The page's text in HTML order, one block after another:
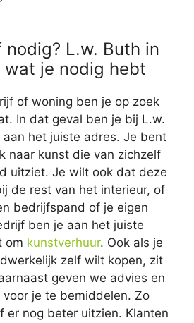
L.w. Buth in
wat je nodig hebt
of woning ben je op zoek
In dat geval ben je bij L.w.
aan het juiste adres. Je bent
naar kunst die van zichzelf
uitziet. Je wilt ook dat deze
de rest van het interieur, of
bedrijfspand of je eigen
ben je aan het juiste
om kunstverhuur. Ook als je
zelf wilt kopen, zit
geven we advies en
je te bemiddelen. Zo
er nog beter uitzien. Klanten